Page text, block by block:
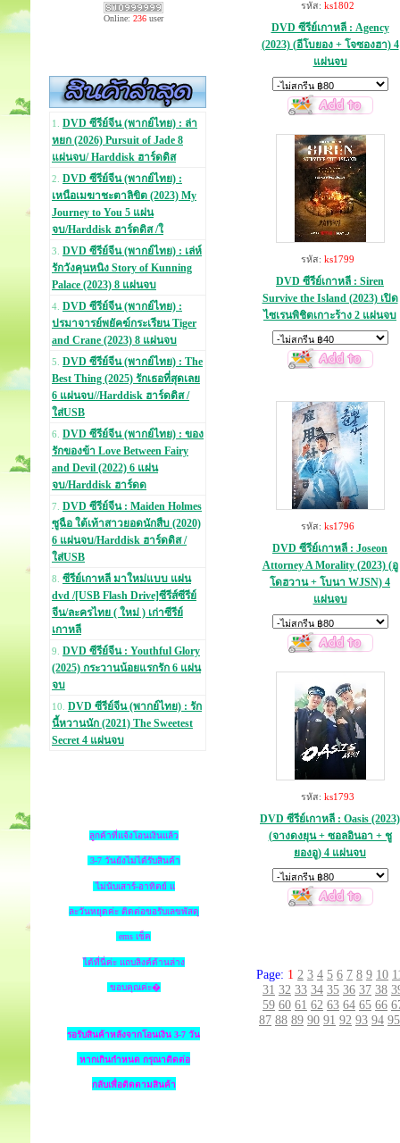
Online: 236 user
1. DVD ซีรีย์จีน (พากย์ไทย) : ล่า
หยก (2026) Pursuit of Jade 8
แผ่นจบ/ Harddisk ฮาร์ดดิส
2. DVD ซีรีย์จีน (พากย์ไทย) :
เหนือเมฆาชะตาลิขิต (2023) My
Journey to You 5 แผ่น
จบ/Harddisk ฮาร์ดดิส /ใ
3. DVD ซีรีย์จีน (พากย์ไทย) : เล่ห์
รักวังคุนหนิง Story of Kunning
Palace (2023) 8 แผ่นจบ
4. DVD ซีรีย์จีน (พากย์ไทย) :
ปรมาจารย์พยัคฆ์กระเรียน Tiger
and Crane (2023) 8 แผ่นจบ
5. DVD ซีรีย์จีน (พากย์ไทย) : The
Best Thing (2025) รักเธอที่สุดเลย
6 แผ่นจบ//Harddisk ฮาร์ดดิส /
ใส่USB
6. DVD ซีรีย์จีน (พากย์ไทย) : ของ
รักของข้า Love Between Fairy
and Devil (2022) 6 แผ่น
จบ/Harddisk ฮาร์ดด
7. DVD ซีรีย์จีน : Maiden Holmes
ซูฉือ ใต้เท้าสาวยอดนักสืบ (2020)
6 แผ่นจบ/Harddisk ฮาร์ดดิส /
ใส่USB
8. ซีรีย์เกาหลี มาใหม่แบบ แผ่น
dvd /[USB Flash Drive]ซีรีส์ซีรีย์
จีน/ละครไทย ( ใหม่ ) เก่าซีรีย์
เกาหลี
9. DVD ซีรีย์จีน : Youthful Glory
(2025) กระวานน้อยแรกรัก 6 แผ่น
จบ
10. DVD ซีรีย์จีน (พากย์ไทย) : รัก
นี้หวานนัก (2021) The Sweetest
Secret 4 แผ่นจบ
ลูกค้าที่แจ้งโอนเงินแล้ว
3-7 วันยังไม่ได้รับสินค้า
ไม่นับเสาร์-อาทิตย์ แ
ละวันหยุดค่ะ ติดต่อขอรับเลขพัสดุ
ems เช็ค
ได้ที่นี่ค่ะ แถบลิงค์ด้านล่าง
ขอบคุณค่ะ�
รอรับสินค้าหลังจากโอนเงิน 3-7 วัน
หากเกินกำหนด กรุณาติดต่อ
กลับเพื่อติดตามสินค้า
รหัส: ks1802
DVD ซีรีย์เกาหลี : Agency
(2023) (อีโบยอง + โจซองฮา) 4
แผ่นจบ
รหัส: ks1799
DVD ซีรีย์เกาหลี : Siren
Survive the Island (2023) เปิด
ไซเรนพิชิตเกาะร้าง 2 แผ่นจบ
รหัส: ks1796
DVD ซีรีย์เกาหลี : Joseon
Attorney A Morality (2023) (อู
โดฮวาน + โบนา WJSN) 4
แผ่นจบ
รหัส: ks1793
DVD ซีรีย์เกาหลี : Oasis (2023)
(จางดงยุน + ซอลอินอา + ชู
ยองอู) 4 แผ่นจบ
Page: 1 2 3 4 5 6 7 8 9 10
31 32 33 34 35 36 37 38
59 60 61 62 63 64 65 66
87 88 89 90 91 92 93 94 95